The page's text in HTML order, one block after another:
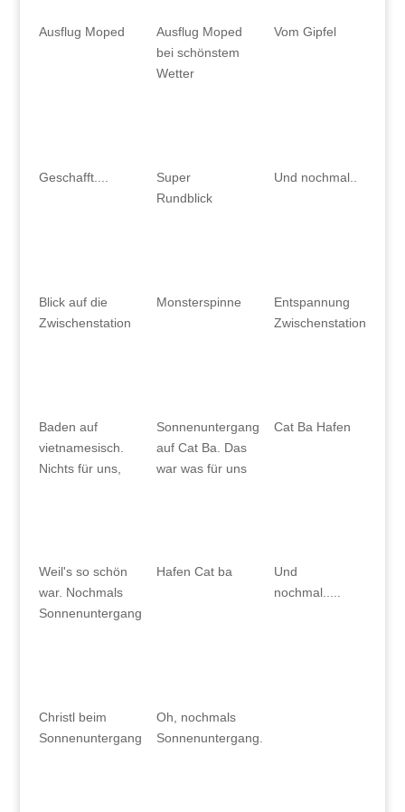
Ausflug Moped
Ausflug Moped
bei schönstem
Wetter
Vom Gipfel
Geschafft....
Super
Rundblick
Und nochmal..
Blick auf die
Zwischenstation
Monsterspinne
Entspannung
Zwischenstation
Baden auf
vietnamesisch.
Nichts für uns,
Sonnenuntergang
auf Cat Ba. Das
war was für uns
Cat Ba Hafen
Weil's so schön
war. Nochmals
Sonnenuntergang
Hafen Cat ba
Und
nochmal.....
Christl beim
Sonnenuntergang
Oh, nochmals
Sonnenuntergang.